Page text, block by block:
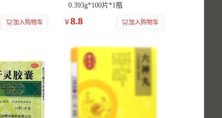
加入购物车
0.393g*100片*1瓶
￥ 8.8 加入购物车